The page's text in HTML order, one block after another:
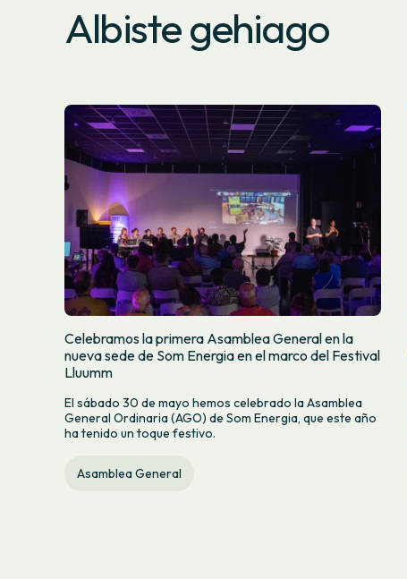
Albiste gehiago
Celebramos la primera Asamblea General en la
nueva sede de Som Energia en el marco del Festival
Lluumm
El sábado 30 de mayo hemos celebrado la Asamblea
General Ordinaria (AGO) de Som Energia, que este año
ha tenido un toque festivo.
Asamblea General